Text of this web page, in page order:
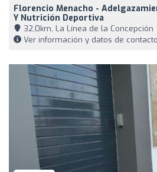
Florencio Menacho -
Y Nutrición Deportiva
32,0km, La Línea de la Concepción
Ver información y datos de contacto